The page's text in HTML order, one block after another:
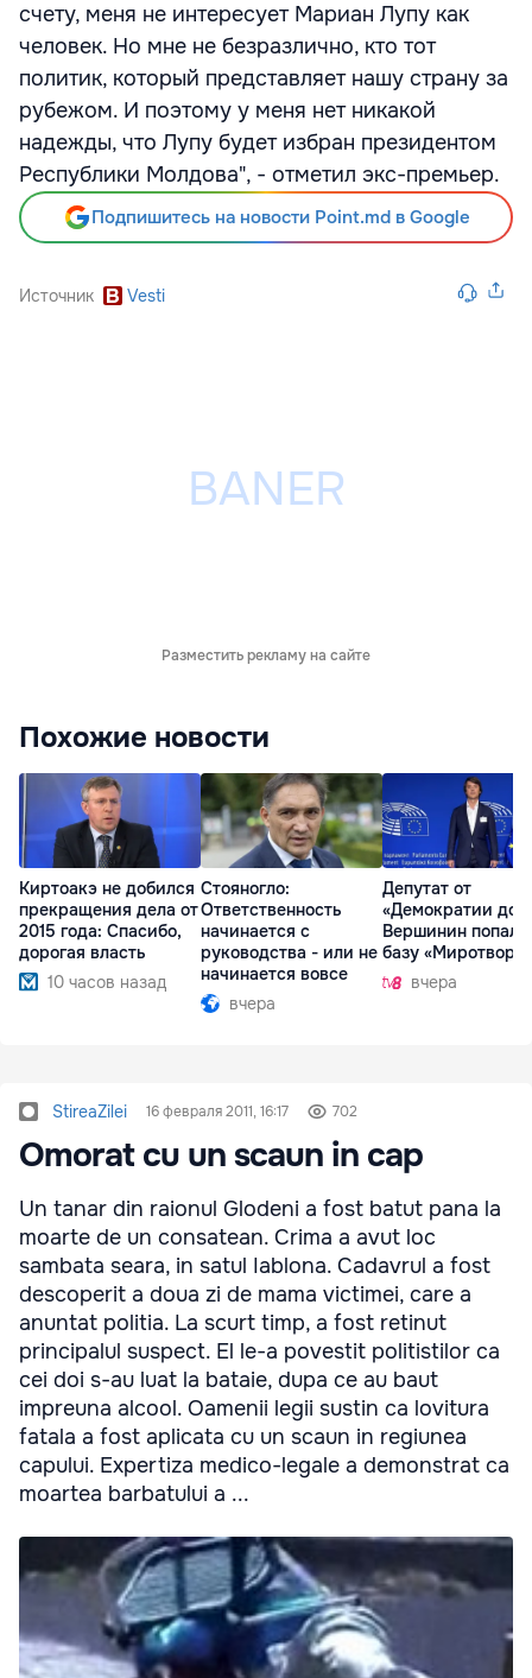
счету, меня не интересует Мариан Лупу как
человек. Но мне не безразлично, кто тот
политик, который представляет нашу страну за
рубежом. И поэтому у меня нет никакой
надежды, что Лупу будет избран президентом
Республики Молдова", - отметил экс-премьер.
Подпишитесь на новости Point.md в Google
Источник Vesti
Разместить рекламу на сайте
Похожие новости
Киртоакэ не добился
прекращения дела от
2015 года: Спасибо,
дорогая власть
10 часов назад
Стояногло:
Ответственность
начинается с
руководства - или не
начинается вовсе
вчера
Депутат от
«Демократии
Вершинин попал в
базу
вчера
StireaZilei 16 февраля 2011, 16:17 702
Omorat cu un scaun in cap
Un tanar din raionul Glodeni a fost batut pana la
moarte de un consatean. Crima a avut loc
sambata seara, in satul Iablona. Cadavrul a fost
descoperit a doua zi de mama victimei, care a
anuntat politia. La scurt timp, a fost retinut
principalul suspect. El le-a povestit politistilor ca
cei doi s-au luat la bataie, dupa ce au baut
impreuna alcool. Oamenii legii sustin ca lovitura
fatala a fost aplicata cu un scaun in regiunea
capului. Expertiza medico-legale a demonstrat ca
moartea barbatului a ...